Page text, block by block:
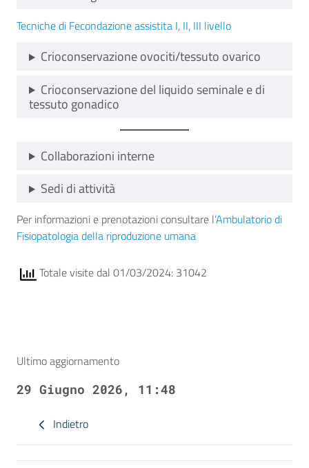
Indietro
Tecniche di Fecondazione assistita I, II, III livello
Crioconservazione ovociti/tessuto ovarico
Crioconservazione del liquido seminale e di
tessuto gonadico
Collaborazioni interne
Sedi di attività
Per informazioni e prenotazioni consultare l’Ambulatorio di
Fisiopatologia della riproduzione umana
Totale visite dal 01/03/2024: 31042
Ultimo aggiornamento
29 Giugno 2026, 11:48